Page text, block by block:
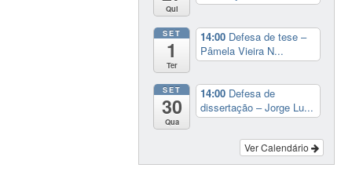
Qui
SET
1
Ter
14:00 Defesa de tese –
Pâmela Vieira N...
SET
30
Qua
14:00 Defesa de
dissertação – Jorge Lu...
Ver Calendário